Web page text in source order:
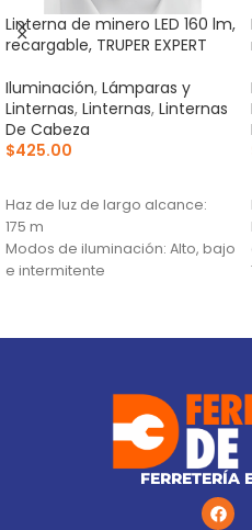
Linterna de minero LED 160 lm,
recargable, TRUPER EXPERT
Iluminación, Lámparas y
Linternas, Linternas, Linternas
De Cabeza
$425.00
Haz de luz de largo alcance:
175 m
Modos de iluminación: Alto, bajo
e intermitente
FERRETERÍA